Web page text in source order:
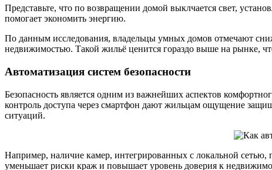
Представьте, что по возвращении домой выклчается свет,
помогает экономить энергию.
По данным исследования, владельцы умных домов отмечают
недвижимостью. Такой жильё ценится гораздо выше на рынке,
Автоматизация систем безопасности
Безопасность является одним из важнейших аспектов
контроль доступа через смартфон дают жильцам ощущение
ситуаций.
Например, наличие камер, интегрированных с локальной сетью,
уменьшает риски краж и повышает уровень доверия к